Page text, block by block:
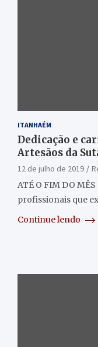
ITANHAÉM
Dedicação e
Artesãos da
12 de julho de 2019
ATÉ O FIM DO
profissionais que
Continue lendo